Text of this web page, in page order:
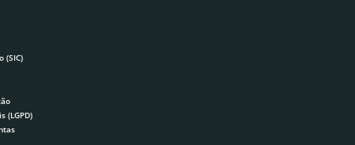
(SIC)
(LGPD)